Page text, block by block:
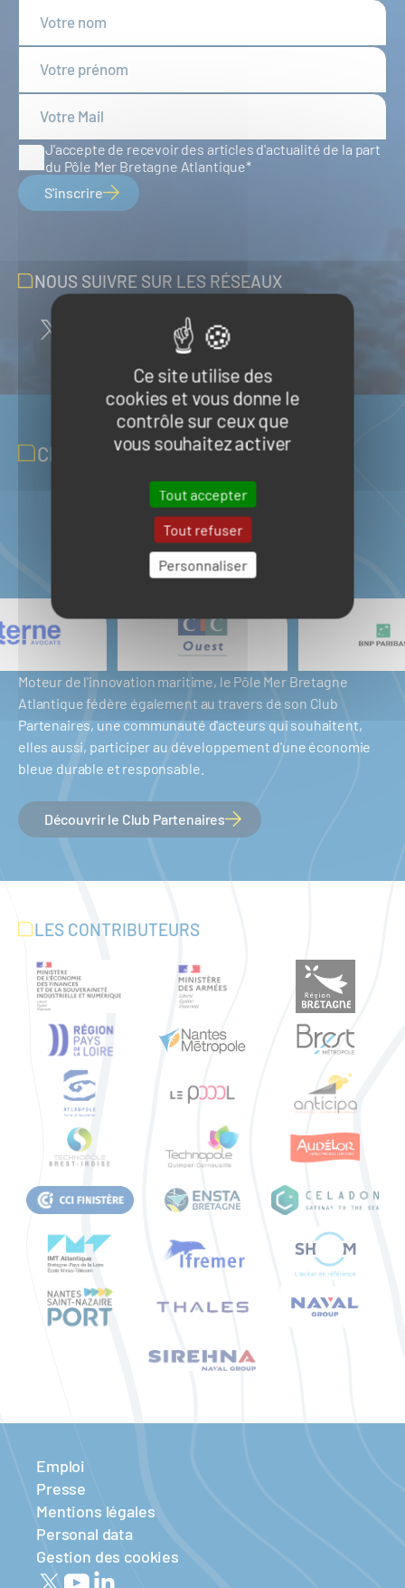
Ce site utilise des
cookies et vous donne le
contrôle sur ceux que
vous souhaitez activer
Tout accepter
Tout refuser
Personnaliser
J'accepte de recevoir des articles d'actualité de la part
du Pôle Mer Bretagne Atlantique
S'inscrire
NOUS SUIVRE SUR LES RÉSEAUX
CLUB PARTENAIRES
Moteur de l'innovation maritime, le Pôle Mer Bretagne
Atlantique fédère également au travers de son Club
Partenaires, une communauté d'acteurs qui souhaitent,
elles aussi, participer au développement d'une économie
bleue durable et responsable.
Découvrir le Club Partenaires
LES CONTRIBUTEURS
Emploi
Presse
Mentions légales
Personal data
Gestion des cookies